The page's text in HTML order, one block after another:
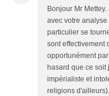
Bonjour Mr
avec votre
particulier se
sont effectivement
opportunément
hasard que ce
impérialiste et
religions